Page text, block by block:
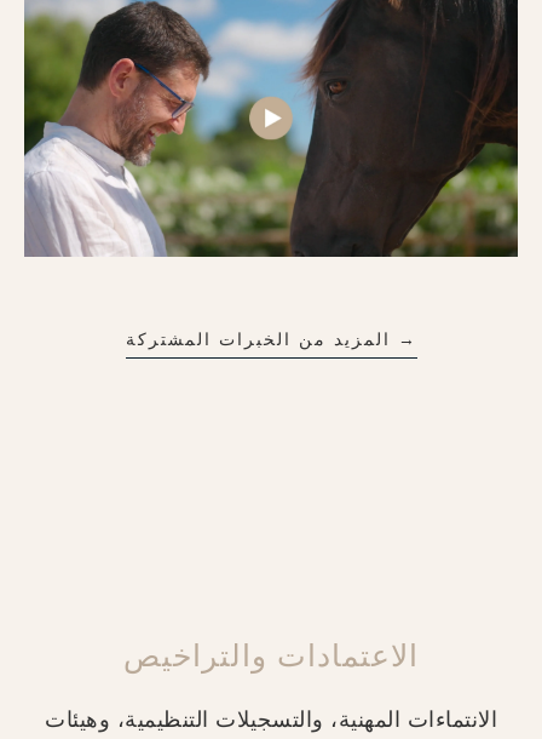
→ المزيد من الخبرات المشتركة
الاعتمادات والتراخيص
الانتماءات المهنية، والتسجيلات التنظيمية، وهيئات